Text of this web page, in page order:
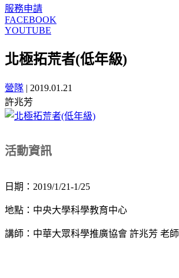
服務申請
FACEBOOK
YOUTUBE
北極拓荒者(低年級)
營隊 | 2019.01.21
許兆芳
活動資訊
日期：2019/1/21-1/25
地點：中央大學科學教育中心
講師：中華大眾科學推廣協會 許兆芳 老師